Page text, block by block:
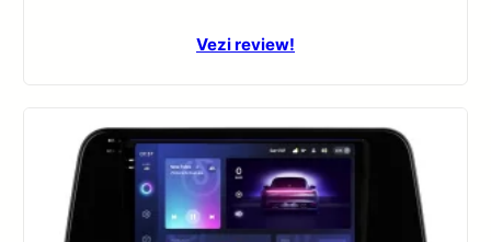
Vezi review!